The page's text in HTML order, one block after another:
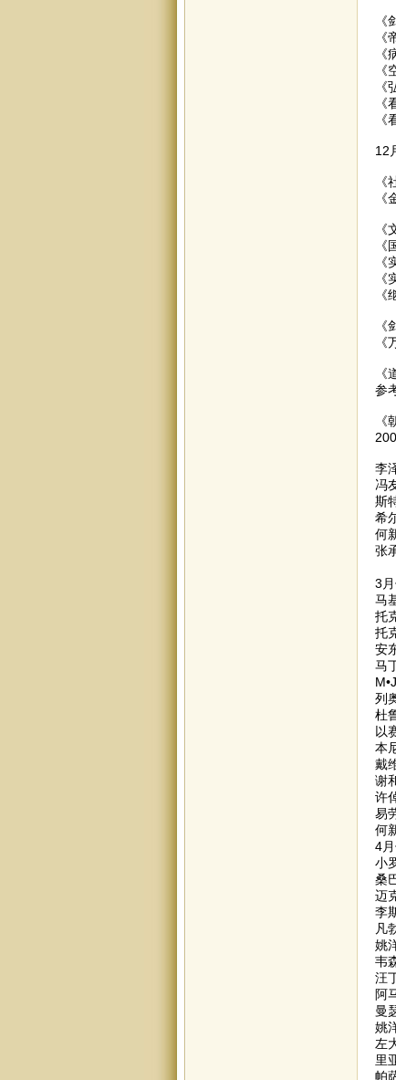
《
《
12
《
《
参
李
冯
斯
希
何
张
3
马
托
托
安
马
列
杜
以
本
戴
谢
许
易
何
4
小
桑
迈
李
凡
姚
韦
汪
阿
曼
姚
左
里
帕